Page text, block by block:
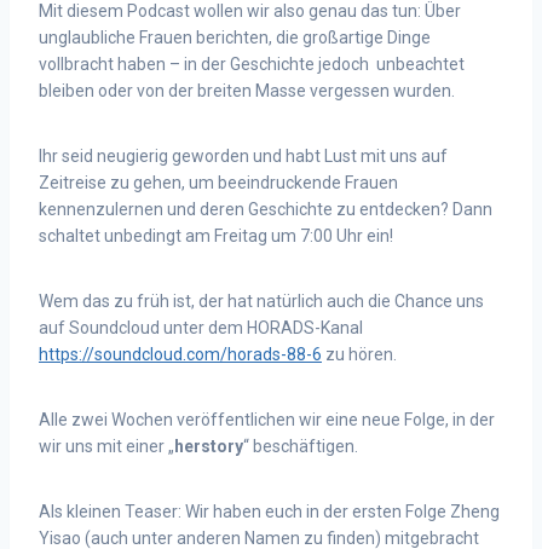
Mit diesem Podcast wollen wir also genau das tun: Über
unglaubliche Frauen berichten, die großartige Dinge
vollbracht haben – in der Geschichte jedoch unbeachtet
bleiben oder von der breiten Masse vergessen wurden.
Ihr seid neugierig geworden und habt Lust mit uns auf
Zeitreise zu gehen, um beeindruckende Frauen
kennenzulernen und deren Geschichte zu entdecken? Dann
schaltet unbedingt am Freitag um 7:00 Uhr ein!
Wem das zu früh ist, der hat natürlich auch die Chance uns
auf Soundcloud unter dem HORADS-Kanal
https://soundcloud.com/horads-88-6 zu hören.
Alle zwei Wochen veröffentlichen wir eine neue Folge, in der
wir uns mit einer „ herstory“ beschäftigen.
Als kleinen Teaser: Wir haben euch in der ersten Folge Zheng
Yisao (auch unter anderen Namen zu finden) mitgebracht